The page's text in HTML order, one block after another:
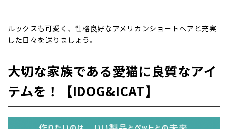
ルックスも可愛く、性格良好なアメリカンショートヘアと充実
した日々を送りましょう。
大切な家族である愛猫に良質なアイ
テムを！【IDOG&ICAT】